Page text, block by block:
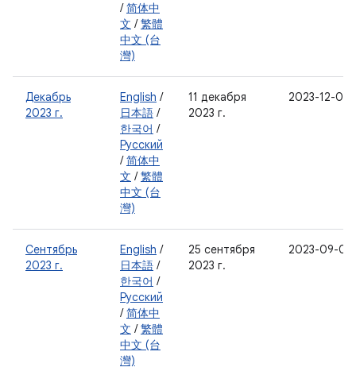
/简体中
文 /繁體
中文 (台
灣)
Декабрь
2023 г.
English /
日本語 /
한국어 /
Русский
/简体中
文 /繁體
中文 (台
灣)
11 декабря
2023 г.
2023-12-05
Сентябрь
2023 г.
English /
日本語 /
한국어 /
Русский
/简体中
文 /繁體
中文 (台
灣)
25 сентября
2023 г.
2023-09-05